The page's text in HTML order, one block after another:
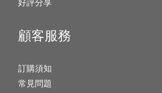
好評分享
顧客服務
訂購須知
常見問題